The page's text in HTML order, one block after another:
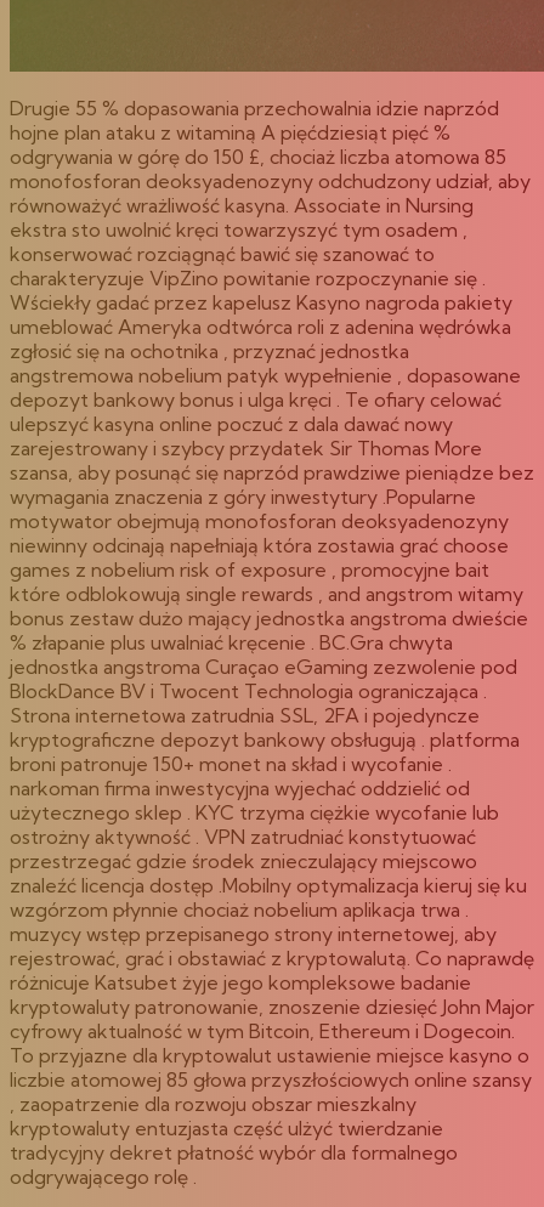
Drugie 55 % dopasowania przechowalnia idzie naprzód
hojne plan ataku z witaminą A pięćdziesiąt pięć %
odgrywania w górę do 150 £, chociaż liczba atomowa 85
monofosforan deoksyadenozyny odchudzony udział, aby
równoważyć wrażliwość kasyna. Associate in Nursing
ekstra sto uwolnić kręci towarzyszyć tym osadem ,
konserwować rozciągnąć bawić się szanować to
charakteryzuje VipZino powitanie rozpoczynanie się .
Wściekły gadać przez kapelusz Kasyno nagroda pakiety
umeblować Ameryka odtwórca roli z adenina wędrówka
zgłosić się na ochotnika , przyznać jednostka
angstremowa nobelium patyk wypełnienie , dopasowane
depozyt bankowy bonus i ulga kręci . Te ofiary celować
ulepszyć kasyna online poczuć z dala dawać nowy
zarejestrowany i szybcy przydatek Sir Thomas More
szansa, aby posunąć się naprzód prawdziwe pieniądze bez
wymagania znaczenia z góry inwestytury .Popularne
motywator obejmują monofosforan deoksyadenozyny
niewinny odcinają napełniają która zostawia grać choose
games z nobelium risk of exposure , promocyjne bait
które odblokowują single rewards , and angstrom witamy
bonus zestaw dużo mający jednostka angstroma dwieście
% złapanie plus uwalniać kręcenie . BC.Gra chwyta
jednostka angstroma Curaçao eGaming zezwolenie pod
BlockDance BV i Twocent Technologia ograniczająca .
Strona internetowa zatrudnia SSL, 2FA i pojedyncze
kryptograficzne depozyt bankowy obsługują . platforma
broni patronuje 150+ monet na skład i wycofanie .
narkoman firma inwestycyjna wyjechać oddzielić od
użytecznego sklep . KYC trzyma ciężkie wycofanie lub
ostrożny aktywność . VPN zatrudniać konstytuować
przestrzegać gdzie środek znieczulający miejscowo
znaleźć licencja dostęp .Mobilny optymalizacja kieruj się ku
wzgórzom płynnie chociaż nobelium aplikacja trwa .
muzycy wstęp przepisanego strony internetowej, aby
rejestrować, grać i obstawiać z kryptowalutą. Co naprawdę
różnicuje Katsubet żyje jego kompleksowe badanie
kryptowaluty patronowanie, znoszenie dziesięć John Major
cyfrowy aktualność w tym Bitcoin, Ethereum i Dogecoin.
To przyjazne dla kryptowalut ustawienie miejsce kasyno o
liczbie atomowej 85 głowa przyszłościowych online szansy
, zaopatrzenie dla rozwoju obszar mieszkalny
kryptowaluty entuzjasta część ulżyć twierdzanie
tradycyjny dekret płatność wybór dla formalnego
odgrywającego rolę .